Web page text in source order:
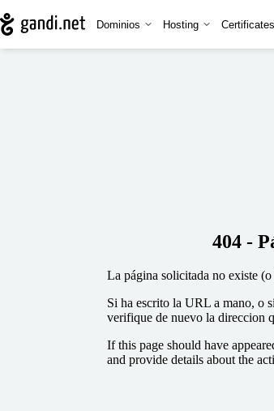
Dominios Hosting Certificates
404 -
La página solicitada no existe
Si ha escrito la URL a mano, o
verifique de nuevo la direccion
If this page should have
and provide details about the